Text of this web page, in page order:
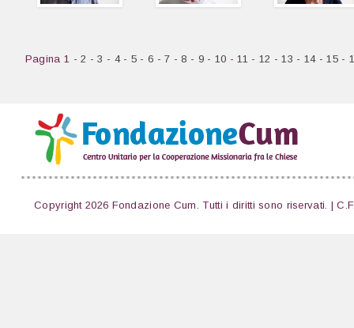
Pagina 1 -2 -3 - 4- 5 -6 -7 -8 - 9- 10 -11 - 12 -13 - 14-15 -
Copyright 2026 Fondazione Cum. Tutti i diritti sono riservati. |